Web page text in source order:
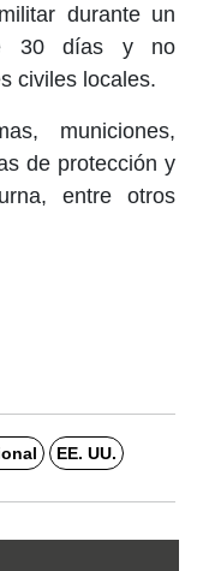
durante un
30 días y no
civiles locales.
municiones,
de protección y
entre otros
EE. UU.